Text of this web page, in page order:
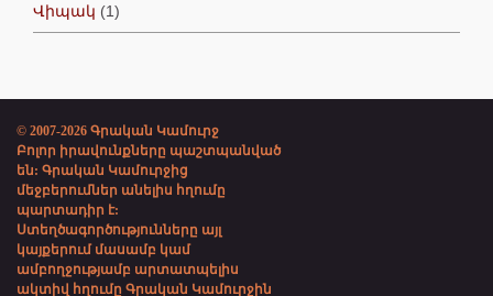
Վիպակ (1)
© 2007-2026 Գրական Կամուրջ
Բոլոր իրավունքները պաշտպանված
են: Գրական Կամուրջից
մեջբերումներ անելիս հղումը
պարտադիր է:
Ստեղծագործությունները այլ
կայքերում մասամբ կամ
ամբողջությամբ արտատպելիս
ակտիվ հղումը Գրական Կամուրջին